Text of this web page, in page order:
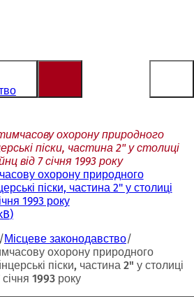
охорону природного
піски, частина 2" у столиці
від 7 січня 1993 року
охорону природного
піски, частина 2" у столиці
1993 року
Місцеве законодавство
охорону природного
піски, частина 2" у столиці
1993 року